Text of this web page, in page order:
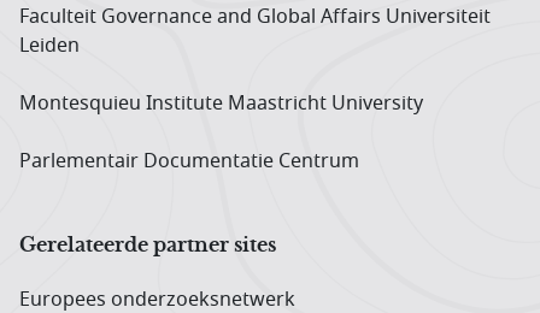
Faculteit Governance and Global Affairs Universiteit
Leiden
Montesquieu Institute Maastricht University
Parlementair Documentatie Centrum
Gerelateerde partner sites
Europees onderzoeks­netwerk